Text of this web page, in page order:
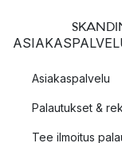
Asiakaspalvelu
Palautukset &
Tee ilmoitus